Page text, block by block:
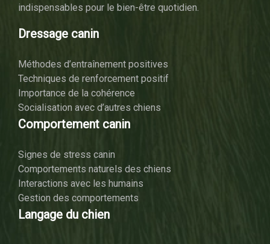
indispensables pour le bien-être quotidien.
Dressage canin
Méthodes d’entraînement positives
Techniques de renforcement positif
Importance de la cohérence
Socialisation avec d’autres chiens
Comportement canin
Signes de stress canin
Comportements naturels des chiens
Interactions avec les humains
Gestion des comportements
Langage du chien